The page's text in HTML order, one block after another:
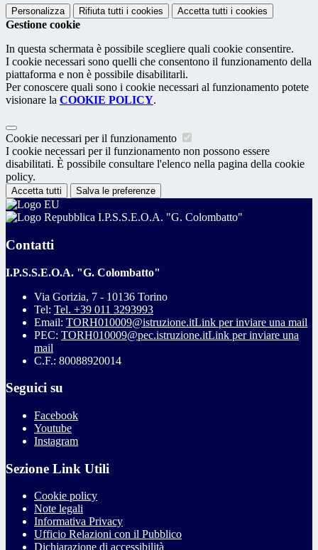
Personalizza Rifiuta tutti i cookies Accetta tutti i cookies
Gestione cookie
In questa schermata è possibile scegliere quali cookie consentire.
I cookie necessari sono quelli che consentono il funzionamento della
piattaforma e non è possibile disabilitarli.
Per conoscere quali sono i cookie necessari al funzionamento potete
visionare la COOKIE POLICY.
Cookie necessari per il funzionamento
I cookie necessari per il funzionamento non possono essere
disabilitati. È possibile consultare l'elenco nella pagina della cookie
policy.
Accetta tutti Salva le preferenze
I.P.S.S.E.O.A. "G. Colombatto"
Contatti
I.P.S.S.E.O.A. "G. Colombatto"
Via Gorizia, 7 - 10136 Torino
Tel: Tel. +39 011 3293993
Email: TORH010009@istruzione.itLink per inviare una mail
PEC: TORH010009@pec.istruzione.itLink per inviare una
mail
C.F.: 80088920014
Seguici su
Facebook
Youtube
Instagram
Sezione Link Utili
Cookie policy
Note legali
Informativa Privacy
Ufficio Relazioni con il Pubblico
Dichiarazione di accessibilità